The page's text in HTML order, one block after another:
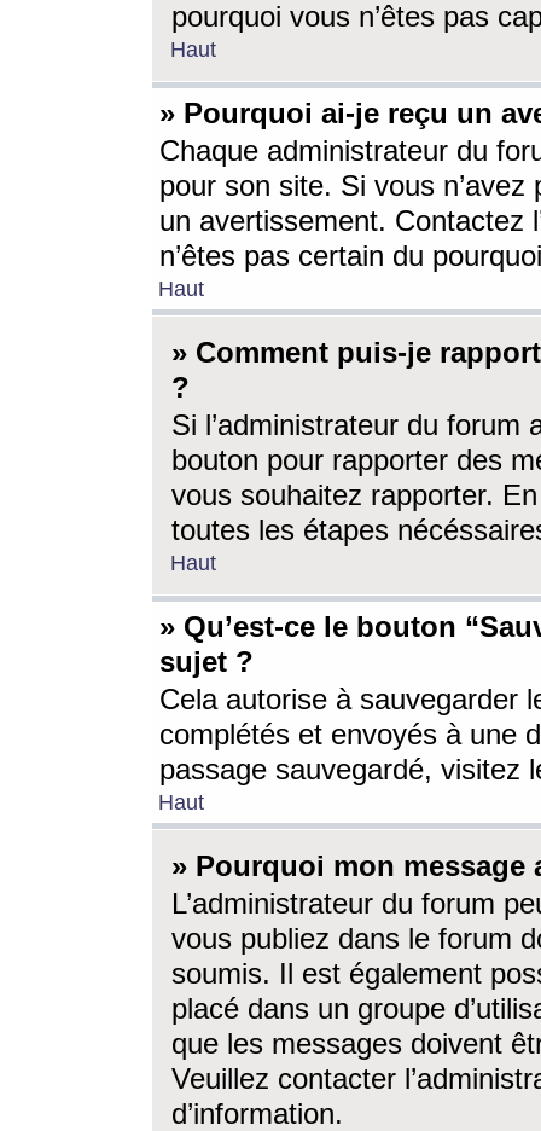
pourquoi vous n’êtes pas
Haut
» Pourquoi ai-je reçu un
Chaque administrateur du
pour son site. Si vous
un avertissement. Contactez
n’êtes pas certain du
Haut
» Comment puis-je
?
Si l’administrateur du forum
bouton pour rapporter des
vous souhaitez rapporter.
toutes les étapes
Haut
» Qu’est-ce le bouton
sujet ?
Cela autorise à sauvegarder
complétés et envoyés à une
passage sauvegardé, visitez
Haut
» Pourquoi mon message
L’administrateur du forum
vous publiez dans le forum
soumis. Il est également
placé dans un groupe
que les messages doivent
Veuillez contacter
d’information.